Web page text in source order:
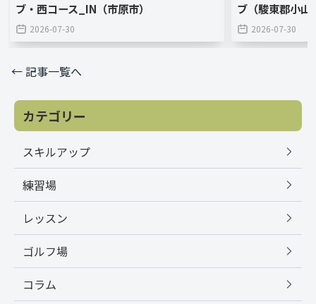
ブ・西コース_IN（市原市）
2026-07-30
ブ（駿東郡小山
2026-07-30
← 記事一覧へ
カテゴリー
スキルアップ
練習場
レッスン
ゴルフ場
コラム